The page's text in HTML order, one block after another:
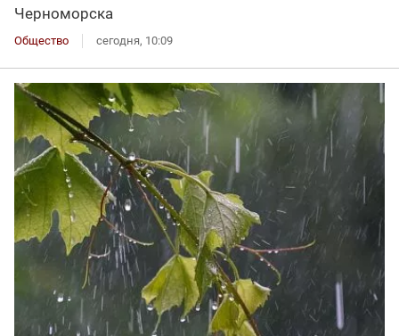
Черноморска
Общество сегодня, 10:09